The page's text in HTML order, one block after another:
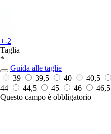
+-2
Taglia
*
Guida alle taglie
39
39,5 40 40,5
44
44,5 45 46 46,5
Questo campo è obbligatorio